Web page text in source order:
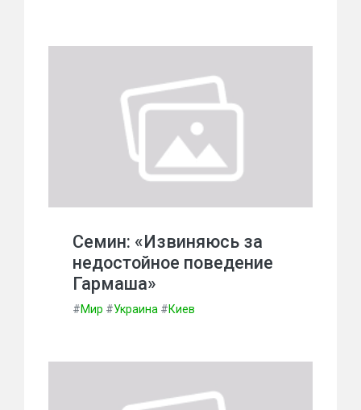
Семин: «Извиняюсь за
недостойное поведение
Гармаша»
#Мир #Украина #Киев